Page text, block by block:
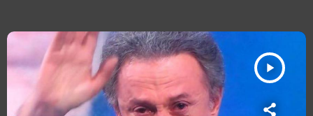
play_arrow